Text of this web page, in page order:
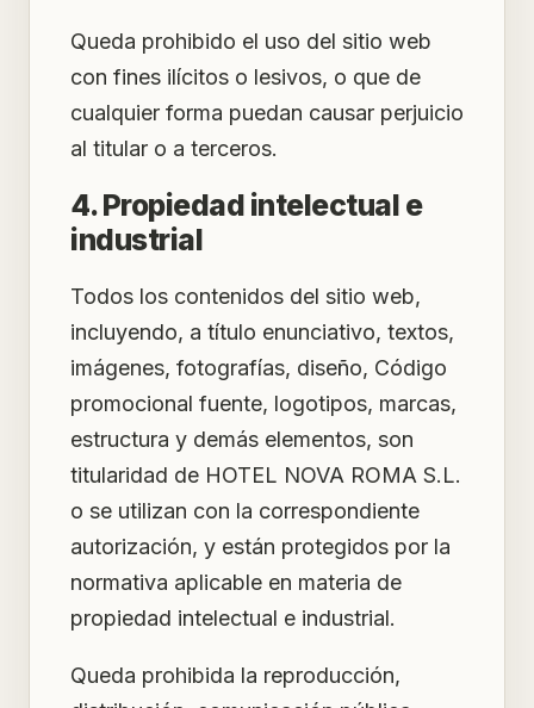
Queda prohibido el uso del sitio web
con fines ilícitos o lesivos, o que de
cualquier forma puedan causar perjuicio
al titular o a terceros.
4. Propiedad intelectual e
industrial
Todos los contenidos del sitio web,
incluyendo, a título enunciativo, textos,
imágenes, fotografías, diseño, Código
promocional fuente, logotipos, marcas,
estructura y demás elementos, son
titularidad de HOTEL NOVA ROMA S.L.
o se utilizan con la correspondiente
autorización, y están protegidos por la
normativa aplicable en materia de
propiedad intelectual e industrial.
Queda prohibida la reproducción,